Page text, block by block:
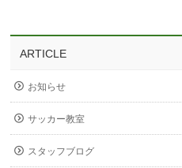
ARTICLE
お知らせ
サッカー教室
スタッフブログ